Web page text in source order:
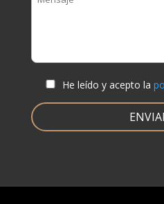
He leído y acepto la